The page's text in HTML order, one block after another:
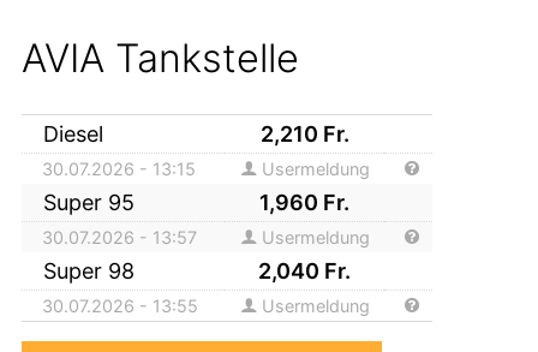
AVIA Tankstelle
Diesel 2,210 Fr.
30.07.2026 - 13:15 Usermeldung
Super 95 1,960 Fr.
30.07.2026 - 13:57 Usermeldung
Super 98 2,040 Fr.
30.07.2026 - 13:55 Usermeldung